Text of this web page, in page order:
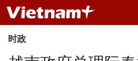
时政